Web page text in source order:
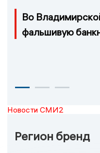
Во
фальшивую
Новости СМИ2
Регион бренд